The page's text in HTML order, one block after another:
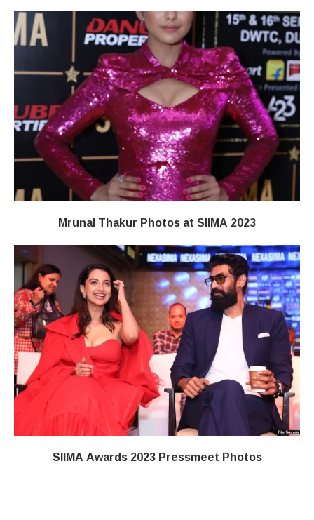
Mrunal Thakur Photos at SIIMA 2023
SIIMA Awards 2023 Pressmeet Photos